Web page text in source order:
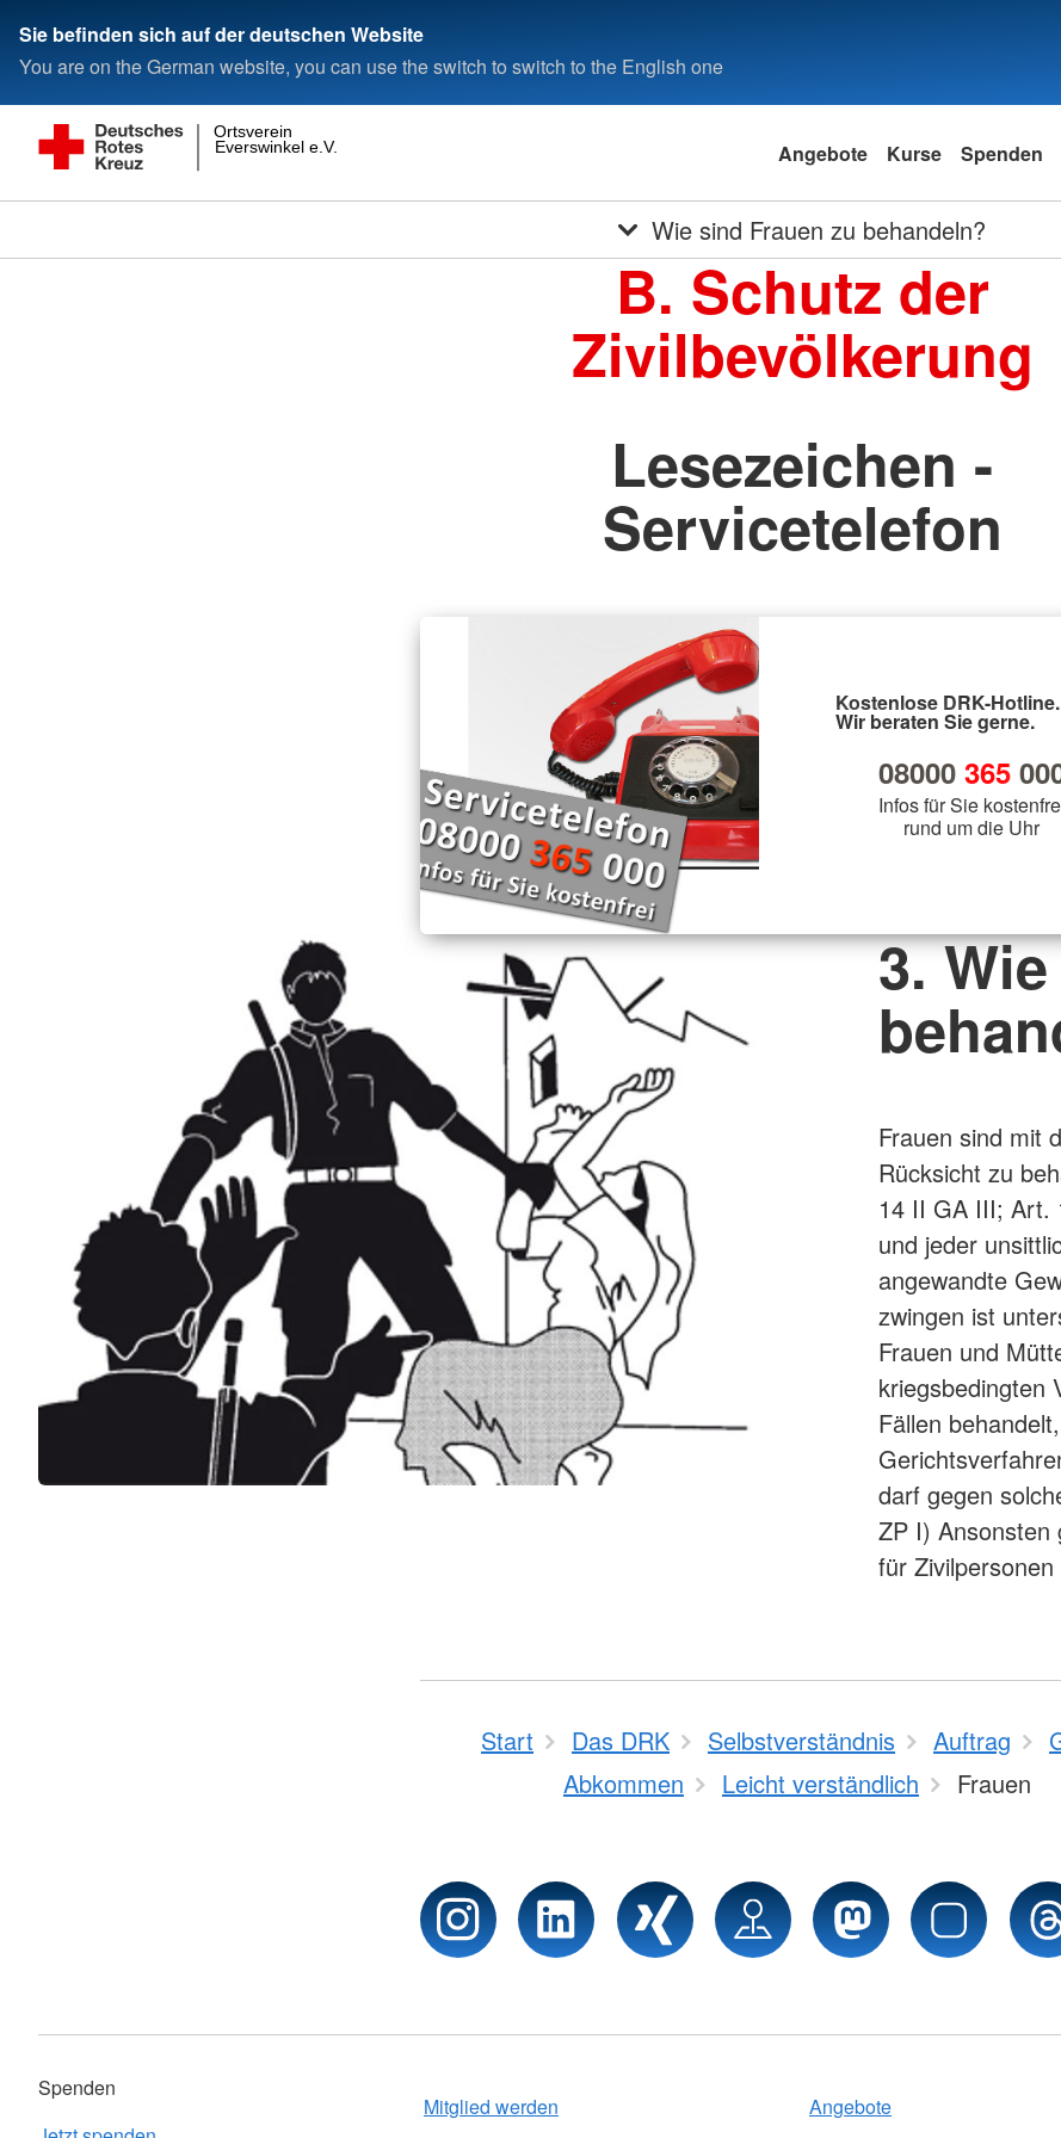
Sie befinden sich auf der deutschen Website
You are on the German website, you can use the switch to switch to the English one
Everswinkel e.V.
Ortsverein
Angebote Kurse Spenden
Wie sind Frauen zu behandeln?
B. Schutz der
Zivilbevölkerung
Lesezeichen -
Servicetelefon
Kostenlose DRK-Hotline.
Wir beraten Sie gerne.
08000 365
Infos für Sie
rund um die Uhr
3.
Frauen sind mit
Rücksicht zu
14 II GA III; Art.
und jeder
angewandte
zwingen ist
Frauen und
kriegsbedingten
Fällen
darf gegen
ZP I) Ansonsten
für
Start Das DRK Selbstverständnis Auftrag
Abkommen
Leicht verständlich Frauen
Spenden
Mitglied werden Angebote